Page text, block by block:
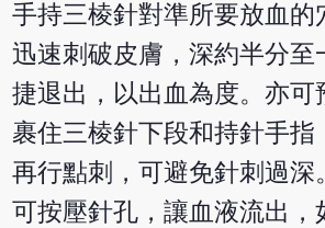
手持三棱針對準所要放血的
迅速刺破皮膚，深約半分至
捷退出，以出血為度。亦可
裹住三棱針下段和持針手指
再行點刺，可避免針刺過深
可按壓針孔，讓血液流出，